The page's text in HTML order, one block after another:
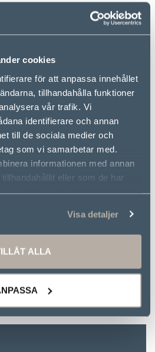
cookies
för att anpassa innehållet
tillhandahålla funktioner
vår trafik. Vi
identifierare och annan
till de sociala medier och
som vi samarbetar med.
informationen med annan
eller som de har
deras tjänster.
Visa detaljer
ALLA
OM ATT BYGGA HUS
hus med VästkustStugan
Läs mer här.
passar er? Vi erbjuder
& MILJÖ
hus av trä. Vi strävar
ur miljömässiga
synvinklar.